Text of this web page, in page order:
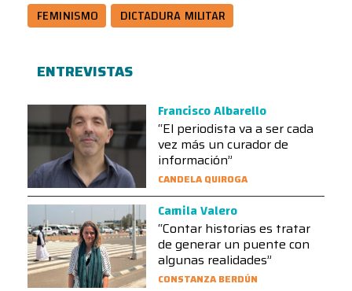
FEMINISMO
DICTADURA MILITAR
ENTREVISTAS
Francisco Albarello
“El periodista va a ser cada
vez más un curador de
información”
CANDELA QUIROGA
Camila Valero
“Contar historias es tratar
de generar un puente con
algunas realidades”
CONSTANZA BERDÚN